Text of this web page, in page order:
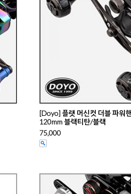
[Doyo] 플랫 머신컷 더블 파워
120mm 블랙티탄/블랙
75,000